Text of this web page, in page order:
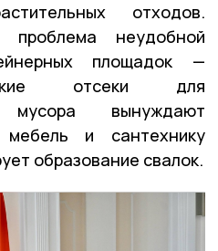
отходов.
проблема неудобной
площадок —
отсеки для
мусора вынуждают
мебель и сантехнику
образование свалок.